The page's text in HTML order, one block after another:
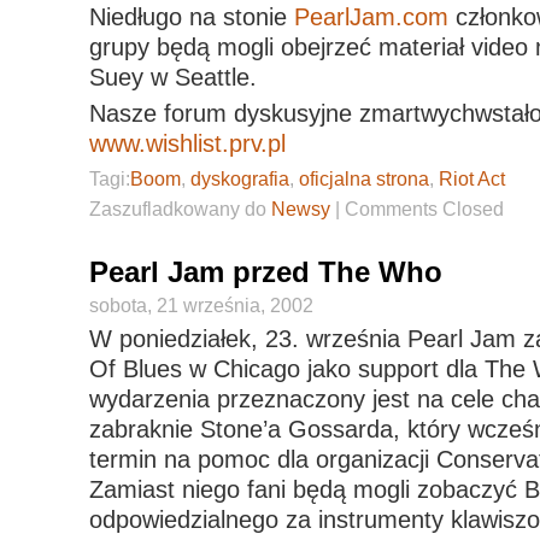
Niedługo na stonie PearlJam.com
grupy będą mogli obejrzeć materiał
Suey w Seattle.
Nasze forum dyskusyjne
www.wishlist.prv.pl
Tagi:Boom, dyskografia, oficjalna strona, Riot Act
Zaszufladkowany do Newsy| Comments Closed
Pearl Jam przed The Who
sobota, 21 września, 2002
W poniedziałek, 23. września Pearl Jam
Of Blues w Chicago jako support dla The
wydarzenia przeznaczony jest na cele
zabraknie Stone’a Gossarda, który
termin na pomoc dla organizacji
Zamiast niego fani będą mogli zobaczyć
odpowiedzialnego za instrumenty